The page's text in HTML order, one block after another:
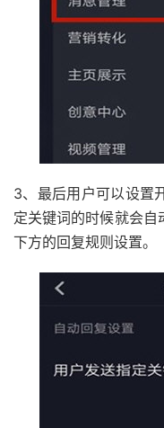
3、最后用户可以设置
定关键词的时候就会自
下方的回复规则设置。